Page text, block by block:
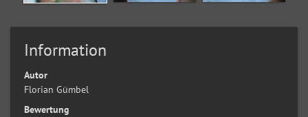
Information
Autor
Florian Gümbel
Bewertung